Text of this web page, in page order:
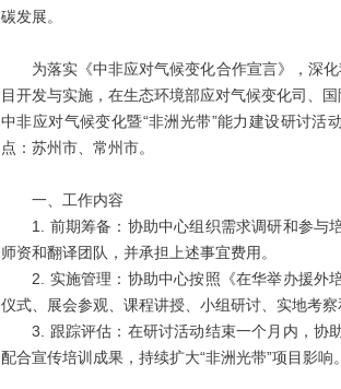
碳发展。
为落实《中非应对气候变化合作宣言》，深化
目开发与实施，在生态环境部应对气候变化司、
中非应对气候变化暨“非洲光带”能力建设研讨
点：苏州市、常州市。
一、工作内容
1. 前期筹备：协助中心组织需求调研和参与
师资和翻译团队，并承担上述事宜费用。
2. 实施管理：协助中心按照《在华举办援外
仪式、展会参观、课程讲授、小组研讨、实地考
3. 跟踪评估：在研讨活动结束一个月内，协
配合宣传培训成果，持续扩大“非洲光带”项目影响